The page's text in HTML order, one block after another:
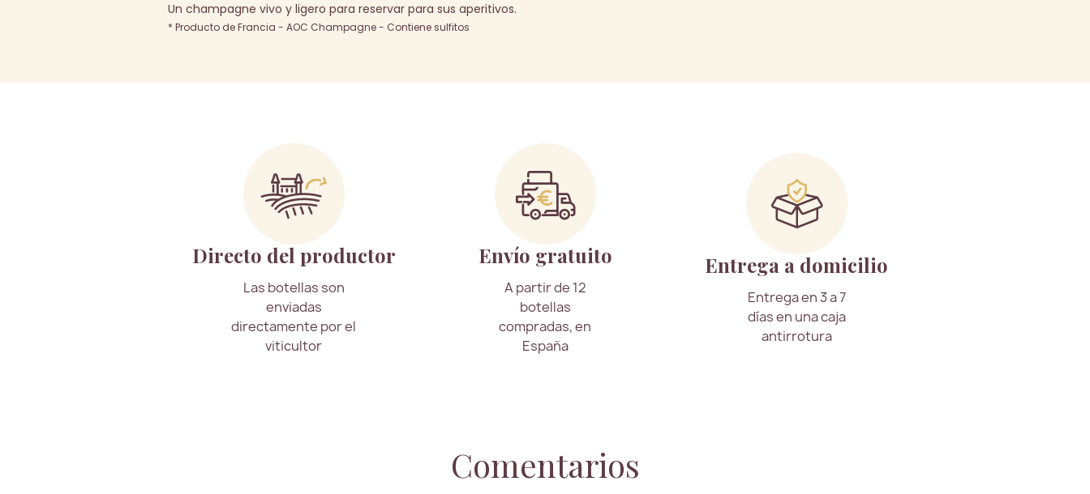
Un champagne vivo y ligero para reservar para sus aperitivos.
* Producto de Francia - AOC Champagne - Contiene sulfitos
Directo del productor
Las botellas son
enviadas
directamente por el
viticultor
Envío gratuito
A partir de 12
botellas
compradas, en
España
Entrega a domicilio
Entrega en 3 a 7
días en una caja
antirrotura
Comentarios